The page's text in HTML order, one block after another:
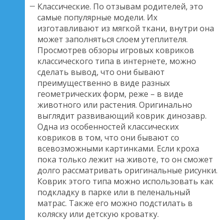
Классические. По отзывам родителей, это
самые популярные модели. Их
изготавливают из мягкой ткани, внутри она
может заполняться слоем утеплителя.
Просмотрев обзоры игровых ковриков
классического типа в интернете, можно
сделать вывод, что они бывают
преимущественно в виде разных
геометрических форм, реже – в виде
животного или растения. Оригинально
выглядит развивающий коврик динозавр.
Одна из особенностей классических
ковриков в том, что они бывают со
всевозможными картинками. Если кроха
пока только лежит на животе, то он сможет
долго рассматривать оригинальные рисунки.
Коврик этого типа можно использовать как
подкладку в парке или в пеленальный
матрас. Также его можно подстилать в
коляску или детскую кроватку.